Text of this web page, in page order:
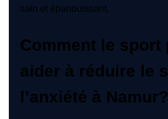
sain et épanouissant.
Comment le sport
aider à réduire le
l’anxiété à Namur?